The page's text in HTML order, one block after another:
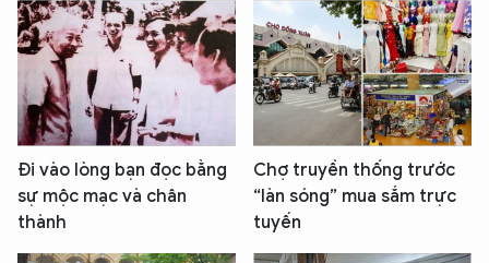
Đi vào lòng bạn đọc bằng
sự mộc mạc và chân
thành
Chợ truyền thống trước
“làn sóng” mua sắm trực
tuyến